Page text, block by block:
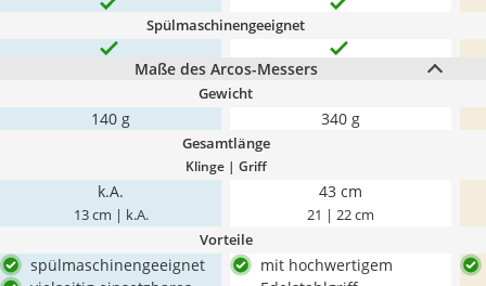
Spülmaschinengeeignet
Maße des Arcos-Messers
Gewicht
140 g 340 g
Gesamtlänge
Klinge | Griff
k.A.
13 cm | k.A.
43 cm
21 | 22 cm
Vorteile
spülmaschinengeeignet
mit hochwertigem